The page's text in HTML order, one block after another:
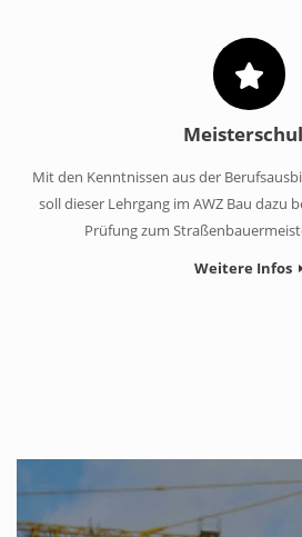
Mit den Kenntnissen aus der
soll dieser Lehrgang im AWZ Bau dazu
Prüfung zum
Weitere Infos